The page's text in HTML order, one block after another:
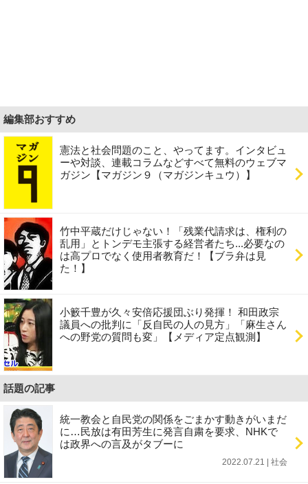
編集部おすすめ
憲法と社会問題のこと、やってます。インタビュ
ーや対談、連載コラムなどすべて無料のウェブマ
ガジン【マガジン９（マガジンキュウ）】
竹中平蔵だけじゃない！「残業代請求は、権利の
乱用」とトンデモ主張する経営者たち...必要なの
は高プロでなく使用者教育だ！【ブラ弁は見
た！】
小籔千豊が久々安倍応援団ぶり発揮！ 和田政宗
議員への批判に「反自民の人の見方」「麻生さん
への野党の質問も変」【メディア定点観測】
話題の記事
統一教会と自民党の関係をごまかす動きがいまだ
に…民放は有田芳生に発言自粛を要求、NHKで
は政界への言及がタブーに
2022.07.21 | 社会